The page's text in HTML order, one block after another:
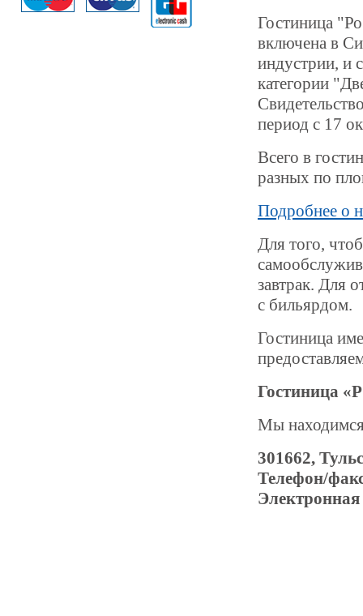
Гостиница
включена в
индустрии, и
категории
период с 17
Всего в
разных по
Подробнее о
Для того,
завтрак. Для
с бильярдом.
Гостиница
Гостиница
Мы
301662,
Телефон/